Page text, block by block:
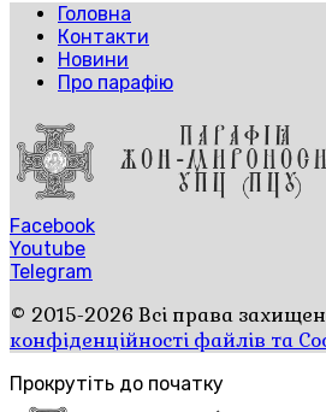
Головна
Контакти
Новини
Про парафію
Facebook
Youtube
Telegram
© 2015-2026 Всі права
конфіденційності файлів та
Прокрутіть до початку